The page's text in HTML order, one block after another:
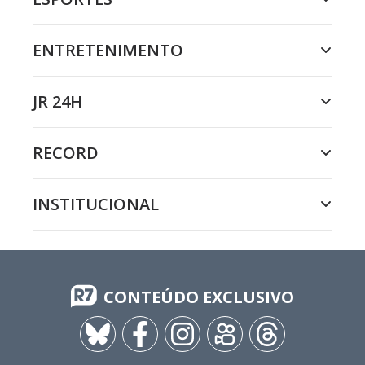
ENTRETENIMENTO
JR 24H
RECORD
INSTITUCIONAL
CONTEÚDO EXCLUSIVO